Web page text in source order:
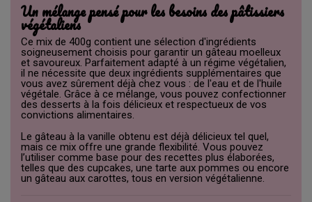
Un mélange pensé pour les besoins des pâtissiers
végétaliens
Ce mix de 400g contient une sélection d'ingrédients
soigneusement choisis pour garantir un gâteau moelleux
et savoureux. Parfaitement adapté à un régime végétalien,
il ne nécessite que deux ingrédients supplémentaires que
vous avez sûrement déjà chez vous : de l'eau et de l'huile
végétale. Grâce à ce mélange, vous pouvez confectionner
des desserts à la fois délicieux et respectueux de vos
convictions alimentaires.
Le gâteau à la vanille obtenu est déjà délicieux tel quel,
mais ce mix offre une grande flexibilité. Vous pouvez
l’utiliser comme base pour des recettes plus élaborées,
telles que des cupcakes, une tarte aux pommes ou encore
un gâteau aux carottes, tous en version végétalienne.